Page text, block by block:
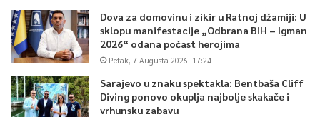
Dova za domovinu i zikir u Ratnoj džamiji: U
sklopu manifestacije „Odbrana BiH – Igman
2026“ odana počast herojima
Petak, 7 Augusta 2026, 17:24
Sarajevo u znaku spektakla: Bentbaša Cliff
Diving ponovo okuplja najbolje skakače i
vrhunsku zabavu